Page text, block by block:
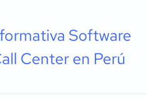
Software
Center en Perú